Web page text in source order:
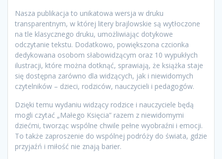
Nasza publikacja to unikatowa wersja w druku
transparentnym, w której litery brajlowskie są wytłoczone
na tle klasycznego druku, umożliwiając dotykowe
odczytanie tekstu. Dodatkowo, powiększona czcionka
dedykowana osobom słabowidzącym oraz 10 wypukłych
ilustracji, które można dotknąć, sprawiają, że książka staje
się dostępna zarówno dla widzących, jak i niewidomych
czytelników – dzieci, rodziców, nauczycieli i pedagogów.
Dzięki temu wydaniu widzący rodzice i nauczyciele będą
mogli czytać „Małego Księcia” razem z niewidomymi
dziećmi, tworząc wspólne chwile pełne wyobraźni i emocji.
To także zaproszenie do wspólnej podróży do świata, gdzie
przyjaźń i miłość nie znają barier.